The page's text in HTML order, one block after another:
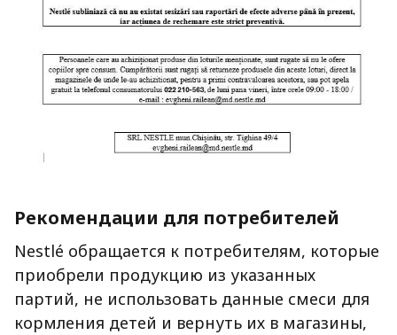
Рекомендации для потребителей
Nestlé обращается к потребителям, которые
приобрели продукцию из указанных
партий, не использовать данные смеси для
кормления детей и вернуть их в магазины,